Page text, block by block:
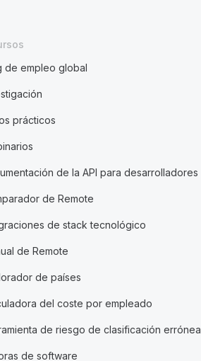
de empleo global
prácticos
de la API para desarrolladores
de Remote
de stack tecnológico
de Remote
de países
del coste por empleado
de riesgo de clasificación errónea
de software